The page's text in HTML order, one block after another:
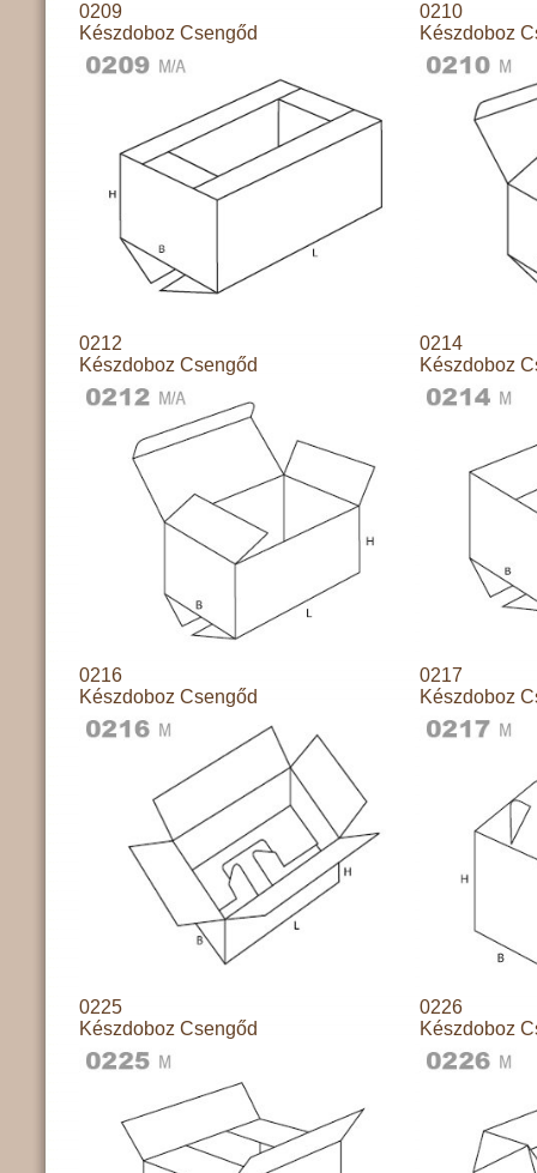
0209
Készdoboz Csengőd
0210
Készdoboz
0212
Készdoboz Csengőd
0214
Készdoboz
0216
Készdoboz Csengőd
0217
Készdoboz
0225
Készdoboz Csengőd
0226
Készdoboz